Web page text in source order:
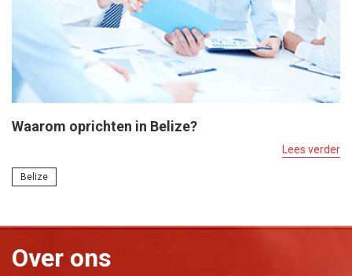
Waarom oprichten in Belize?
Lees verder
Belize
Over ons